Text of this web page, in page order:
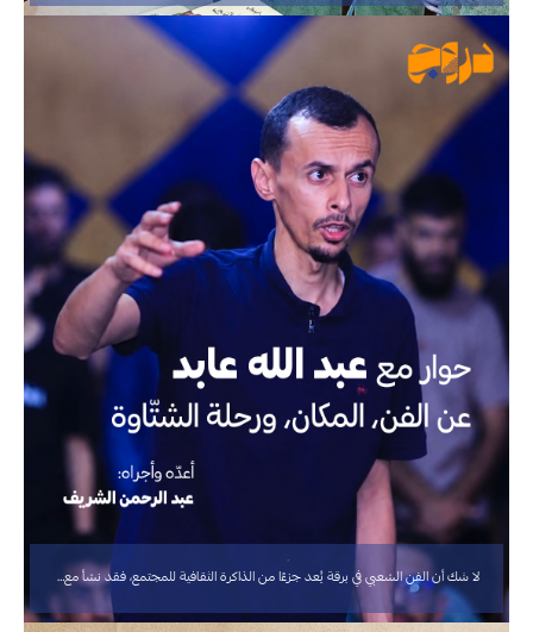
لا شك أن الفن الشعبي في برقة يُعد جزءًا من الذاكرة الثقافية للمجتمع، فقد نشأ مع…